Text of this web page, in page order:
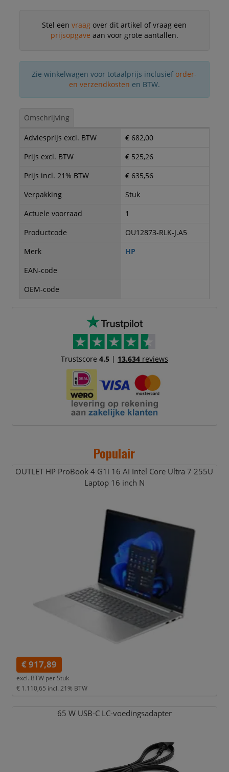
Stel eenvraag over dit artikel of vraag een
prijsopgave aan voor grote aantallen.
Zie winkelwagen voor totaalprijs inclusief order-
en verzendkosten en BTW.
Omschrijving
Adviesprijs excl. BTW
€ 682,00
Prijs excl. BTW
€ 525,26
Prijs incl. 21% BTW
€ 635,56
Verpakking
Stuk
Actuele voorraad
1
Productcode
OU12873-RLK-J.A5
Merk
HP
EAN-code
OEM-code
Trustscore 4.5| 13.634reviews
Populair
OUTLET HP ProBook 4 G1i 16 AI Intel Core Ultra 7 255U
Laptop 16 inch N
€ 917,89
excl. BTW per Stuk
€ 1.110,65 incl. 21% BTW
65 W USB-C LC-voedingsadapter